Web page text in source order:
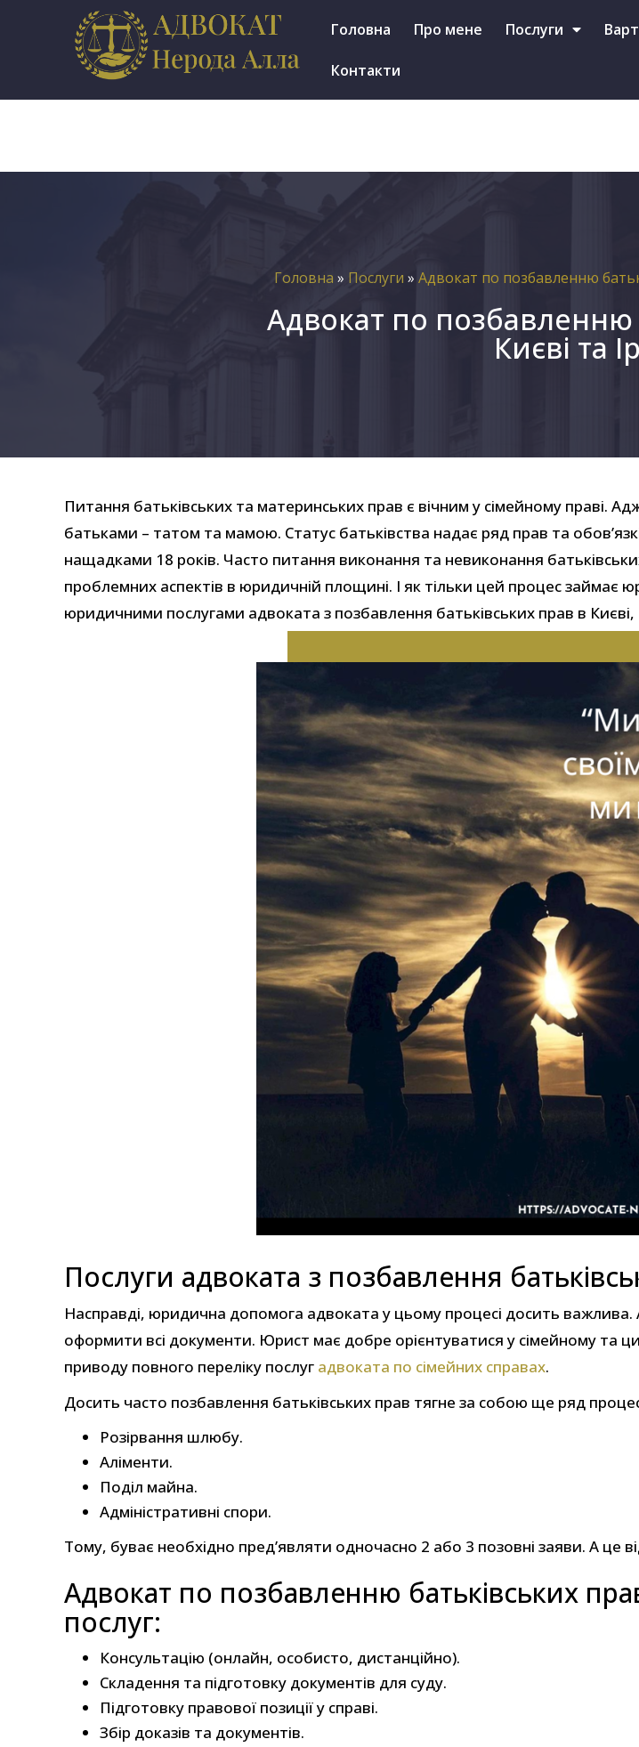
м.Ірпінь, вул. Мінеральна 7е, оф. 1002
+38 (097)-587-46-79 (Viber,
Пн.-Пт.: 9.30-17.30
Головна Про мене Послуги
Контакти
Головна » Послуги » Адвокат по позбавленню
Адвокат по позбавленню
Києві та
Питання батьківських та материнських прав є вічним у сімейному праві.
батьками – татом та мамою. Статус батьківства надає ряд прав та
нащадками 18 років. Часто питання виконання та невиконання
проблемних аспектів в юридичній площині. І як тільки цей процес займає
юридичними послугами адвоката з позбавлення батьківських прав в Києві,
Послуги адвоката з позбавлення
Насправді, юридична допомога адвоката у цьому процесі досить
оформити всі документи. Юрист має добре орієнтуватися у сімейному та
приводу повного переліку послуг адвоката по сімейних справах.
Досить часто позбавлення батьківських прав тягне за собою ще ряд
Розірвання шлюбу.
Аліменти.
Поділ майна.
Адміністративні спори.
Тому, буває необхідно пред’являти одночасно 2 або 3 позовні заяви. А це
Адвокат по позбавленню батьківських
послуг:
Консультацію (онлайн, особисто, дистанційно).
Складення та підготовку документів для суду.
Підготовку правової позиції у справі.
Збір доказів та документів.